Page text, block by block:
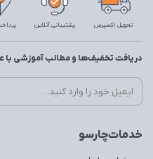
تحویل اکسپرس پشتیبانی آنلاین
خدمات‌چارسو
دریافت تخفیف‌ها و مطالب آموزشی با